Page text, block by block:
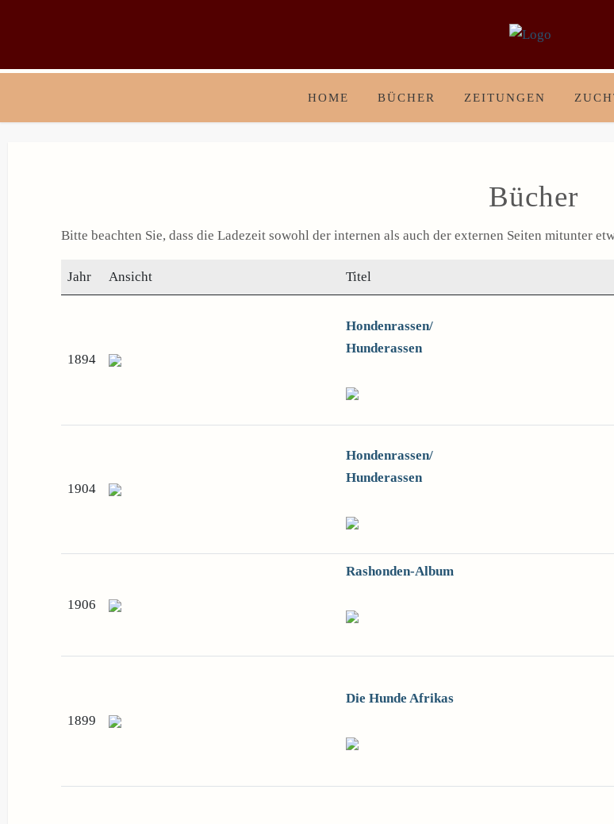
HOME BÜCHER ZEITUNGEN
Bücher
Bitte beachten Sie, dass die Ladezeit sowohl der internen als auch der externen Seiten mitunter
Jahr Ansicht Titel
1894
Hondenrassen/
Hunderassen
1904
Hondenrassen/
Hunderassen
1906
Rashonden-Album
1899
Die Hunde Afrikas